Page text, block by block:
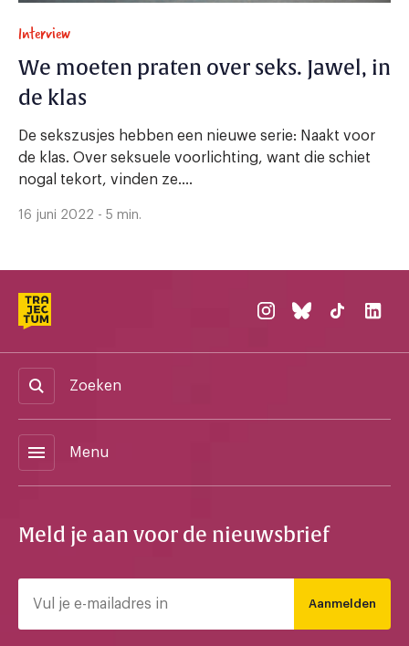
Interview
We moeten praten over seks. Jawel, in
de klas
De sekszusjes hebben een nieuwe serie: Naakt voor
de klas. Over seksuele voorlichting, want die schiet
nogal tekort, vinden ze....
16 juni 2022 - 5 min.
Zoeken
menu Menu
Meld je aan voor de nieuwsbrief
Aanmelden